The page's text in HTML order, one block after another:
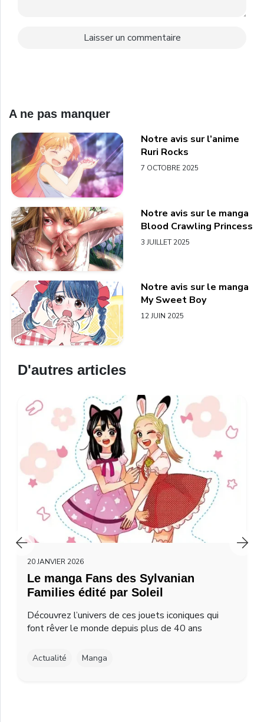
A ne pas manquer
Notre avis sur l’anime
Ruri Rocks
7 OCTOBRE 2025
Notre avis sur le manga
Blood Crawling Princess
3 JUILLET 2025
Notre avis sur le manga
My Sweet Boy
12 JUIN 2025
D'autres articles
20 JANVIER 2026
Le manga Fans des Sylvanian
Families édité par Soleil
Découvrez l’univers de ces jouets iconiques qui
font rêver le monde depuis plus de 40 ans
Actualité Manga